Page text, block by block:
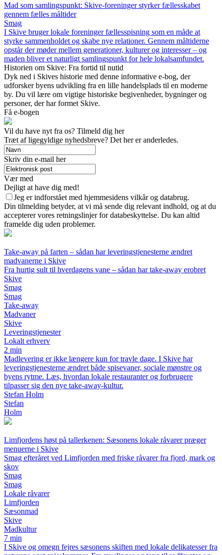
Mad som samlingspunkt: Skive-foreninger styrker fællesskabet
gennem fælles måltider
Smag
I Skive bruger lokale foreninger fællesspisning som en måde at
styrke sammenholdet og skabe nye relationer. Gennem måltiderne
opstår der møder mellem generationer, kulturer og interesser – og
maden bliver et naturligt samlingspunkt for hele lokalsamfundet.
Historien om Skive: Fra fortid til nutid
Dyk ned i Skives historie med denne informative e-bog, der
udforsker byens udvikling fra en lille handelsplads til en moderne
by. Du vil lære om vigtige historiske begivenheder, bygninger og
personer, der har formet Skive.
Få e-bogen
Vil du have nyt fra os? Tilmeld dig her
Træt af ligegyldige nyhedsbreve? Det her er anderledes.
Skriv din e-mail her
Vær med
Dejligt at have dig med!
Jeg er indforstået med hjemmesidens vilkår og databrug.
Din tilmelding betyder, at vi må sende dig relevant indhold, og at du
accepterer vores retningslinjer for databeskyttelse. Du kan altid
framelde dig uden problemer.
Take-away på farten – sådan har leveringstjenesterne ændret
madvanerne i Skive
Fra hurtig sult til hverdagens vane – sådan har take-away erobret
Skive
Smag
Smag
Take-away
Madvaner
Skive
Leveringstjenester
Lokalt erhverv
2 min
Madlevering er ikke længere kun for travle dage. I Skive har
leveringstjenesterne ændret både spisevaner, sociale mønstre og
byens rytme. Læs, hvordan lokale restauranter og forbrugere
tilpasser sig den nye take-away-kultur.
Stefan Holm
Stefan
Holm
Limfjordens høst på tallerkenen: Sæsonens lokale råvarer præger
menuerne i Skive
Smag efteråret ved Limfjorden med friske råvarer fra fjord, mark og
skov
Smag
Smag
Lokale råvarer
Limfjorden
Sæsonmad
Skive
Madkultur
7 min
I Skive og omegn fejres sæsonens skiften med lokale delikatesser fra